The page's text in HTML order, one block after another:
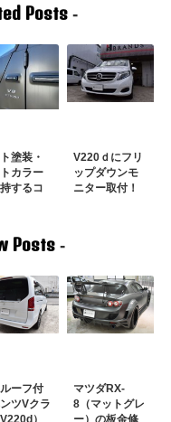
Posts-
塗装・
カラー
するコ
V220ｄにフリ
ップダウンモ
ニター取付！
Posts -
ーフ付
ツVクラ
）
マツダRX-
8（マットグレ
ー）の板金修